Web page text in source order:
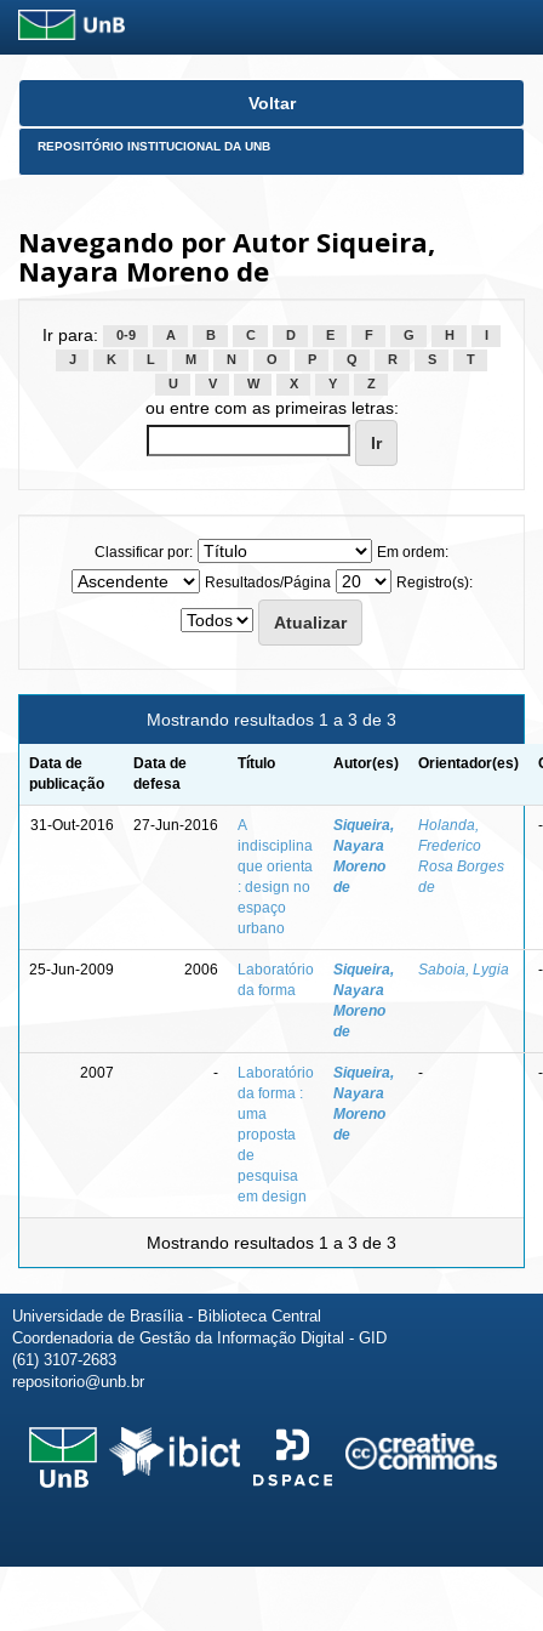
Skip
Voltar
REPOSITÓRIO INSTITUCIONAL DA UNB
Navegando por Autor Siqueira,
Nayara Moreno de
Ir para: 0-9 A B C D E F G H
J
K L M N O P Q R S
T
U
V W X Y Z
ou entre com as primeiras letras:
Classificar por:
Em ordem:
Resultados/Página
Registro(s):
Mostrando resultados 1 a 3 de 3
Data de
publicação
Data de
defesa
Título Autor(es) Orientador(es)
31-Out-2016 27-Jun-2016
A
indisciplina
que orienta
: design no
espaço
urbano
Siqueira,
Nayara
Moreno
de
Holanda,
Frederico
Rosa Borges
de
-
25-Jun-2009 2006
Laboratório
da forma
Siqueira,
Nayara
Moreno
de
Saboia, Lygia -
2007 -
Laboratório
da forma :
uma
proposta
de
pesquisa
em design
Siqueira,
Nayara
Moreno
de
- -
Mostrando resultados 1 a 3 de 3
Universidade de Brasília - Biblioteca Central
Coordenadoria de Gestão da Informação Digital - GID
(61) 3107-2683
repositorio@unb.br